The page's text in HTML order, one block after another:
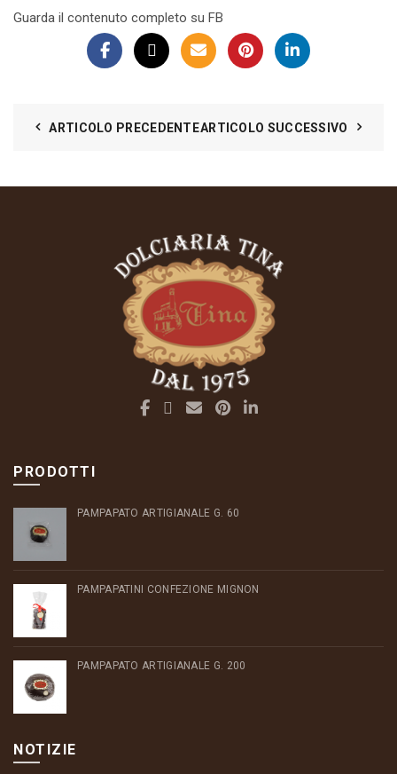
Guarda il contenuto completo su FB
ARTICOLO PRECEDENTEARTICOLO SUCCESSIVO
PRODOTTI
PAMPAPATO ARTIGIANALE G. 60
PAMPAPATINI CONFEZIONE MIGNON
PAMPAPATO ARTIGIANALE G. 200
NOTIZIE